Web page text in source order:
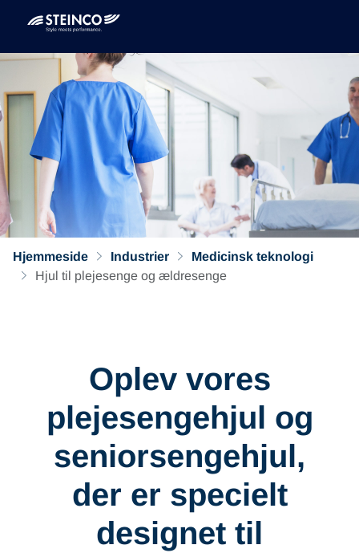
Hjemmeside Industrier
Medicinsk teknologi
Hjul til plejesenge og ældresenge
Oplev vores
plejesengehjul og
seniorsengehjul,
der er specielt
designet til